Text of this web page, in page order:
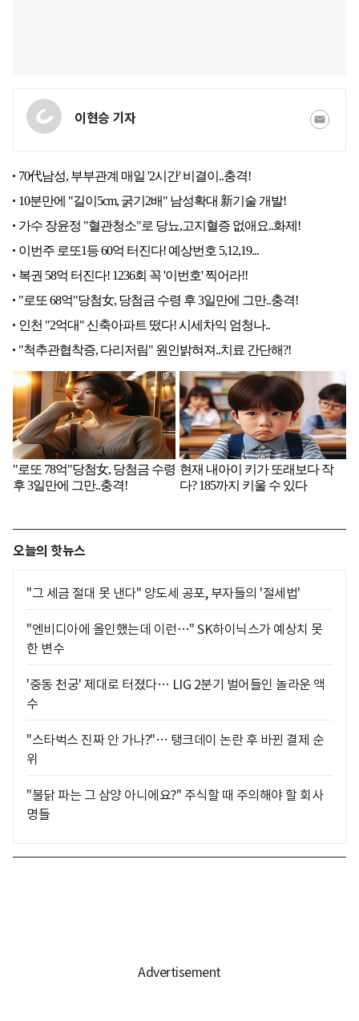
이현승 기자
오늘의 핫뉴스
"그 세금 절대 못 낸다" 양도세 공포, 부자들의 '절세법'
"엔비디아에 올인했는데 이런…" SK하이닉스가 예상치 못
한 변수
'중동 천궁' 제대로 터졌다… LIG 2분기 벌어들인 놀라운 액
수
"스타벅스 진짜 안 가나?"… 탱크데이 논란 후 바뀐 결제 순
위
"불닭 파는 그 삼양 아니에요?" 주식할 때 주의해야 할 회사
명들